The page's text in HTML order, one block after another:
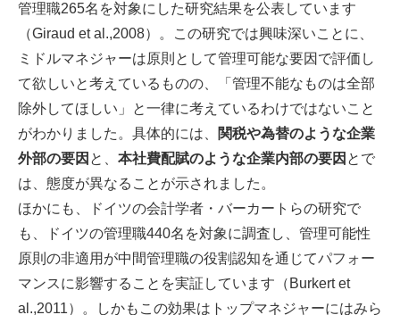
管理職265名を対象にした研究結果を公表しています
（Giraud et al.,2008）。この研究では興味深いことに、
ミドルマネジャーは原則として管理可能な要因で評価し
て欲しいと考えているものの、「管理不能なものは全部
除外してほしい」と一律に考えているわけではないこと
がわかりました。具体的には、
関税や為替のような企業
外部の要因 と、 本社費配賦のような企業内部の要因 とで
は、態度が異なることが示されました。
ほかにも、ドイツの会計学者・バーカートらの研究で
も、ドイツの管理職440名を対象に調査し、管理可能性
原則の非適用が中間管理職の役割認知を通じてパフォー
マンスに影響することを実証しています（Burkert et
al.,2011）。しかもこの効果はトップマネジャーにはみら